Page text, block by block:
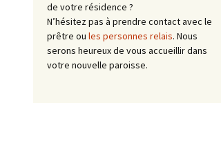
de votre résidence ?
N’hésitez pas à prendre contact avec le
prêtre ou les personnes relais. Nous
serons heureux de vous accueillir dans
votre nouvelle paroisse.